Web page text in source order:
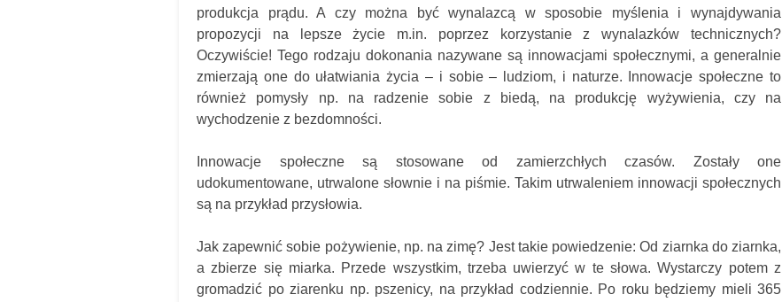
produkcja prądu. A czy można być wynalazcą w sposobie myślenia i wynajdywania
propozycji na lepsze życie m.in. poprzez korzystanie z wynalazków technicznych?
Oczywiście! Tego rodzaju dokonania nazywane są innowacjami społecznymi, a generalnie
zmierzają one do ułatwiania życia – i sobie – ludziom, i naturze. Innowacje społeczne to
również pomysły np. na radzenie sobie z biedą, na produkcję wyżywienia, czy na
wychodzenie z bezdomności.
Innowacje społeczne są stosowane od zamierzchłych czasów. Zostały one
udokumentowane, utrwalone słownie i na piśmie. Takim utrwaleniem innowacji społecznych
są na przykład przysłowia.
Jak zapewnić sobie pożywienie, np. na zimę? Jest takie powiedzenie: Od ziarnka do ziarnka,
a zbierze się miarka. Przede wszystkim, trzeba uwierzyć w te słowa. Wystarczy potem z
gromadzić po ziarenku np. pszenicy, na przykład codziennie. Po roku będziemy mieli 365